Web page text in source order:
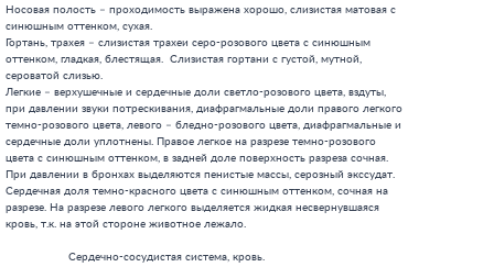
Носовая полость – проходимость выражена хорошо, слизистая матовая с
синюшным оттенком, сухая.
Гортань, трахея – слизистая трахеи серо-розового цвета с синюшным
оттенком, гладкая, блестящая.  Слизистая гортани с густой, мутной,
сероватой слизью.
Легкие – верхушечные и сердечные доли светло-розового цвета, вздуты,
при давлении звуки потрескивания, диафрагмальные доли правого легкого
темно-розового цвета, левого – бледно-розового цвета, диафрагмальные и
сердечные доли уплотнены. Правое легкое на разрезе темно-розового
цвета с синюшным оттенком, в задней доле поверхность разреза сочная.
При давлении в бронхах выделяются пенистые массы, серозный экссудат.
Сердечная доля темно-красного цвета с синюшным оттенком, сочная на
разрезе. На разрезе левого легкого выделяется жидкая несвернувшаяся
кровь, т.к. на этой стороне животное лежало.
                   Сердечно-сосудистая система, кровь.